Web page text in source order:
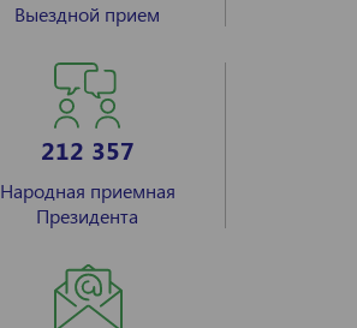
Выездной прием
212 357
Народная приемная
Президента